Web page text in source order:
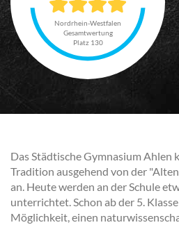
Nordrhein-Westfalen
Gesamtwertung
Platz 130
Das Städtische Gymnasium Ahlen
Tradition ausgehend von der
an. Heute werden an der Schule
unterrichtet. Schon ab der 5.
Möglichkeit, einen